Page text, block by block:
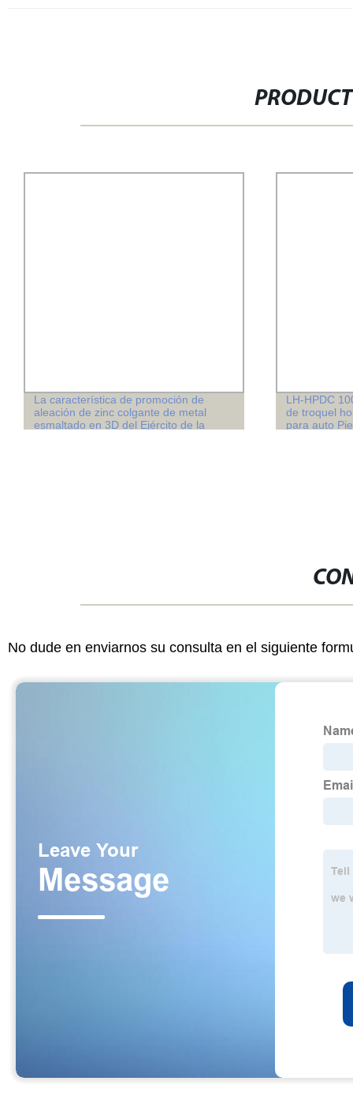
La característica de promoción de
aleación de zinc colgante de metal
esmaltado en 3D del Ejército de la
LH-HPDC
de troquel
para auto
No dude en enviarnos su consulta en el siguiente